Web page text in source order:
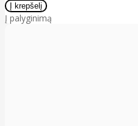
Į palyginimą